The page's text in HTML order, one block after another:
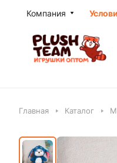
Компания
Главная Каталог